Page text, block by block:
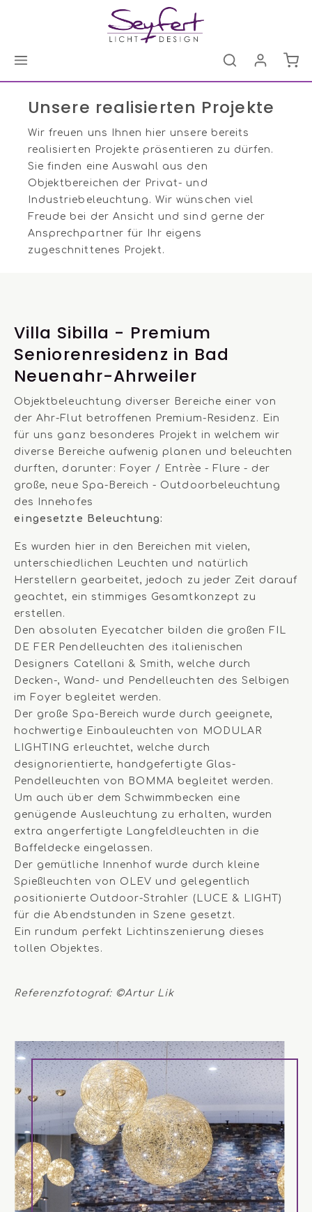
Unsere realisierten Projekte
Wir freuen uns Ihnen hier unsere bereits
realisierten Projekte präsentieren zu dürfen.
Sie finden eine Auswahl aus den
Objektbereichen der Privat- und
Industriebeleuchtung. Wir wünschen viel
Freude bei der Ansicht und sind gerne der
Ansprechpartner für Ihr eigens
zugeschnittenes Projekt.
Villa Sibilla - Premium
Seniorenresidenz in Bad
Neuenahr-Ahrweiler
Objektbeleuchtung diverser Bereiche einer von
der Ahr-Flut betroffenen Premium-Residenz. Ein
für uns ganz besonderes Projekt in welchem wir
diverse Bereiche aufwenig planen und beleuchten
durften, darunter: Foyer / Entrèe - Flure - der
große, neue Spa-Bereich - Outdoorbeleuchtung
des Innehofes
eingesetzte Beleuchtung:
Es wurden hier in den Bereichen mit vielen,
unterschiedlichen Leuchten und natürlich
Herstellern gearbeitet, jedoch zu jeder Zeit darauf
geachtet, ein stimmiges Gesamtkonzept zu
erstellen.
Den absoluten Eyecatcher bilden die großen FIL
DE FER Pendelleuchten des italienischen
Designers Catellani & Smith, welche durch
Decken-, Wand- und Pendelleuchten des Selbigen
im Foyer begleitet werden.
Der große Spa-Bereich wurde durch geeignete,
hochwertige Einbauleuchten von MODULAR
LIGHTING erleuchtet, welche durch
designorientierte, handgefertigte Glas-
Pendelleuchten von BOMMA begleitet werden.
Um auch über dem Schwimmbecken eine
genügende Ausleuchtung zu erhalten, wurden
extra angerfertigte Langfeldleuchten in die
Baffeldecke eingelassen.
Der gemütliche Innenhof wurde durch kleine
Spießleuchten von OLEV und gelegentlich
positionierte Outdoor-Strahler (LUCE & LIGHT)
für die Abendstunden in Szene gesetzt.
Ein rundum perfekt Lichtinszenierung dieses
tollen Objektes.
Referenzfotograf: ©Artur Lik